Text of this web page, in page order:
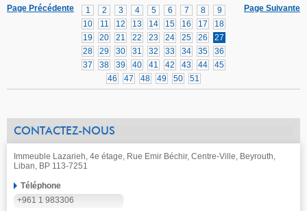
Page Suivante
1 2 3 4 5 6 7 8
9
10
11 12 13 14 15 16 17
18
19
20 21 22 23 24 25 26
27
28
29 30 31 32 33 34 35
36
37
38 39 40 41 42 43 44
45
46
47 48 49 50 51
Page Précédente
CONTACTEZ-NOUS
Immeuble Lazarieh, 4e étage, Rue Emir Béchir, Centre-Ville, Beyrouth,
Liban, BP 113-7251
Téléphone
+961 1 983306